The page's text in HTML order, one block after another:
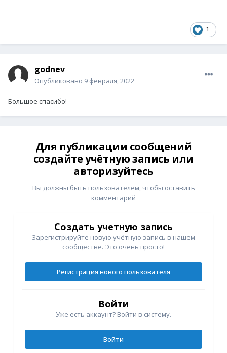
1
godnev
Опубликовано 9 февраля, 2022
Большое спасибо!
Для публикации сообщений
создайте учётную запись или
авторизуйтесь
Вы должны быть пользователем, чтобы оставить
комментарий
Создать учетную запись
Зарегистрируйте новую учётную запись в нашем
сообществе. Это очень просто!
Регистрация нового пользователя
Войти
Уже есть аккаунт? Войти в систему.
Войти